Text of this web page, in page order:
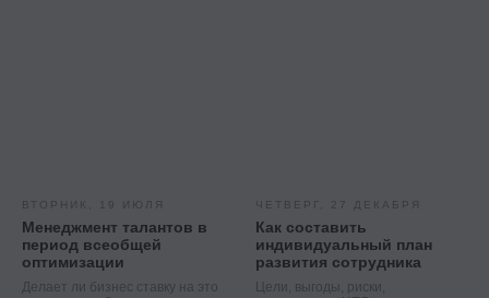
ВТОРНИК, 19 ИЮЛЯ
Менеджмент талантов в
период всеобщей
оптимизации
Делает ли бизнес ставку на это
ЧЕТВЕРГ, 27 ДЕКАБРЯ
Как составить
индивидуальный план
развития сотрудника
Цели, выгоды, риски,